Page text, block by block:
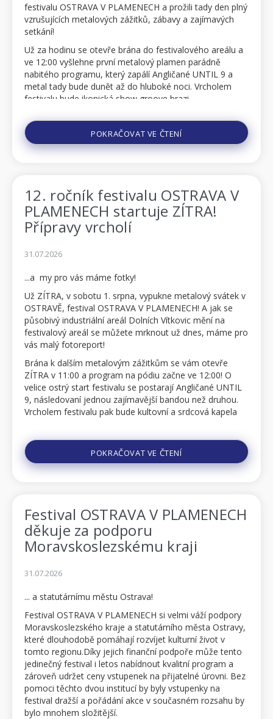
festivalu OSTRAVA V PLAMENECH a prožili tady den plný
vzrušujících metalových zážitků, zábavy a zajímavých
setkání!
Už za hodinu se otevře brána do festivalového areálu a
ve 12:00 vyšlehne první metalový plamen parádně
nabitého programu, který zapálí Angličané UNTIL 9 a
metal tady bude dunět až do hluboké noci. Vrcholem
festivalu bude ikonická show groove brazi...
POKRAČOVAT VE ČTENÍ
12. ročník festivalu OSTRAVA V
PLAMENECH startuje ZÍTRA!
Přípravy vrcholí
31.07.2026
...a my pro vás máme fotky!
Už ZÍTRA, v sobotu 1. srpna, vypukne metalový svátek v
OSTRAVĚ, festival OSTRAVA V PLAMENECH! A jak se
působivý industriální areál Dolních Vítkovic mění na
festivalový areál se můžete mrknout už dnes, máme pro
vás malý fotoreport!
Brána k dalším metalovým zážitkům se vám otevře
ZÍTRA v 11:00 a program na pódiu začne ve 12:00! O
velice ostrý start festivalu se postarají Angličané UNTIL
9, následovaní jednou zajímavější bandou než druhou.
Vrcholem festivalu pak bude kultovní a srdcová kapela
POKRAČOVAT VE ČTENÍ
Festival OSTRAVA V PLAMENECH
děkuje za podporu
Moravskoslezskému kraji
31.07.2026
... a statutárnímu městu Ostrava!
Festival OSTRAVA V PLAMENECH si velmi váží podpory
Moravskoslezského kraje a statutárního města Ostravy,
které dlouhodobě pomáhají rozvíjet kulturní život v
tomto regionu.Díky jejich finanční podpoře může tento
jedinečný festival i letos nabídnout kvalitní program a
zároveň udržet ceny vstupenek na přijatelné úrovni. Bez
pomoci těchto dvou institucí by byly vstupenky na
festival dražší a pořádání akce v současném rozsahu by
bylo mnohem složitější.